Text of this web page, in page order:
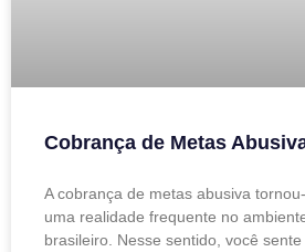
Cobrança de Metas
A cobrança de metas abusiva
uma realidade frequente no
brasileiro. Nesse sentido, você